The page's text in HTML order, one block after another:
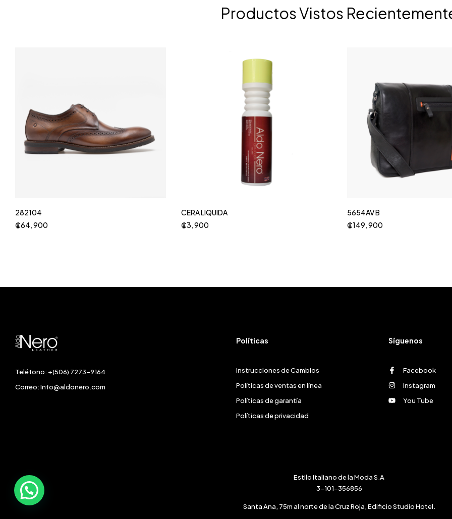
Productos Vistos
282104
₡64, 900
CERA LIQUIDA
₡3, 900
5654AV B
₡149, 900
Teléfono: +(506) 7273-9164
Correo:Info@aldonero.com
Políticas
Instrucciones de Cambios
Políticas de ventas en línea
Políticas de garantía
Políticas de privacidad
Síguenos
Facebook
Instagram
You Tube
Estilo Italiano de la Moda S.A
3-101-356856
Santa Ana, 75m al norte de la Cruz Roja, Edificio Studio Hotel.